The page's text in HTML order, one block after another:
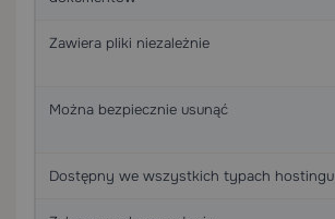
Zawiera pliki niezależnie
Można bezpiecznie usunąć
Dostępny we wszystkich typach hostingu